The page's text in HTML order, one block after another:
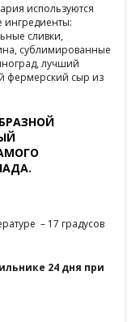
используются
ингредиенты:
сливки,
сублимированные
лучший
фермерский сыр из
– 17 градусов
24 дня при